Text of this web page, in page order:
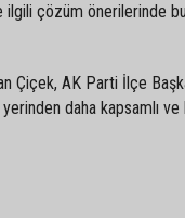
ilgili çözüm önerilerinde
Çiçek, AK Parti İlçe
daha kapsamlı ve